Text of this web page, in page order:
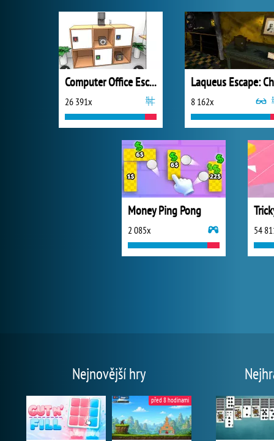
Computer Office Escape
26 391x 8 162x
Money Ping Pong
2 085x 54
Nejnovější hry
před 8 hodinami